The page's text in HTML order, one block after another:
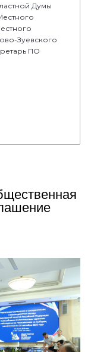
Думы
Зуевского
ПО